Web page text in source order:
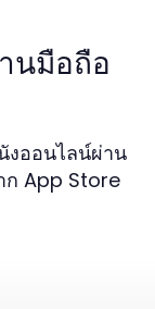
นมือถือ
งออนไลน์ผ่าน
App Store